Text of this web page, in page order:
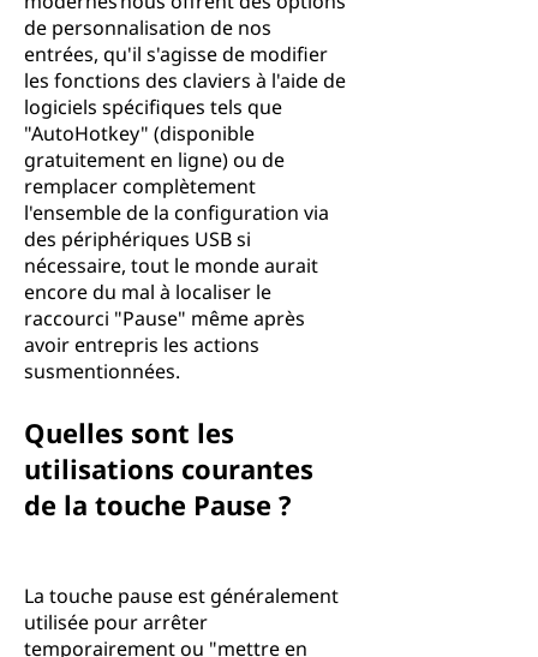
de personnalisation de nos
entrées, qu'il s'agisse de modifier
les fonctions des claviers à l'aide de
logiciels spécifiques tels que
"AutoHotkey" (disponible
gratuitement en ligne) ou de
remplacer complètement
l'ensemble de la configuration via
des périphériques USB si
nécessaire, tout le monde aurait
encore du mal à localiser le
raccourci "Pause" même après
avoir entrepris les actions
susmentionnées.
Quelles sont les
utilisations courantes
de la touche Pause ?
La touche pause est généralement
utilisée pour arrêter
temporairement ou "mettre en